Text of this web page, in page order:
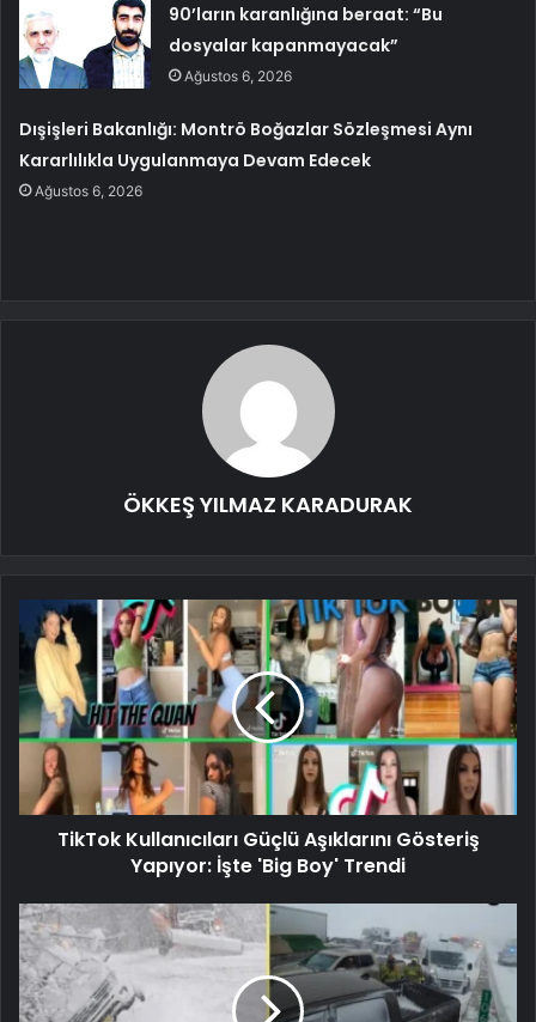
90’ların karanlığına beraat: “Bu
dosyalar kapanmayacak”
Ağustos 6, 2026
Dışişleri Bakanlığı: Montrö Boğazlar Sözleşmesi Aynı
Kararlılıkla Uygulanmaya Devam Edecek
Ağustos 6, 2026
ÖKKEŞ YILMAZ KARADURAK
TikTok Kullanıcıları Güçlü Aşıklarını Gösteriş
Yapıyor: İşte 'Big Boy' Trendi